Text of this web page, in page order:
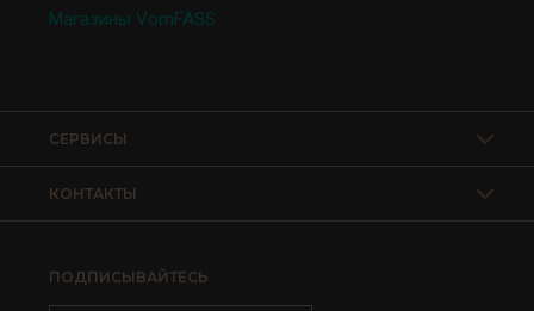
Магазины VomFASS
КОНТАКТЫ
СЕРВИСЫ
ПОДПИСЫВАЙТЕСЬ